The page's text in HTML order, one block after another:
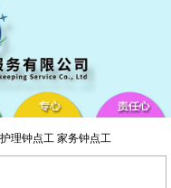
理钟点工 家务钟点工